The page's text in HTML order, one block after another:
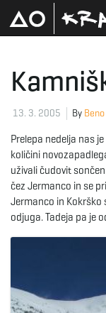
13. 3. 2005 By
Prelepa nedelja nas
količini
uživali čudovit
čez Jermanco in se
Jermanco in Kokrško
odjuga. Tadeja pa je